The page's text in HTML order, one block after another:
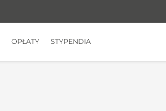
OPŁATY STYPENDIA